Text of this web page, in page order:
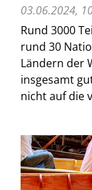
03.06.2024,
Rund 3000
rund 30
Ländern der
insgesamt
nicht auf die